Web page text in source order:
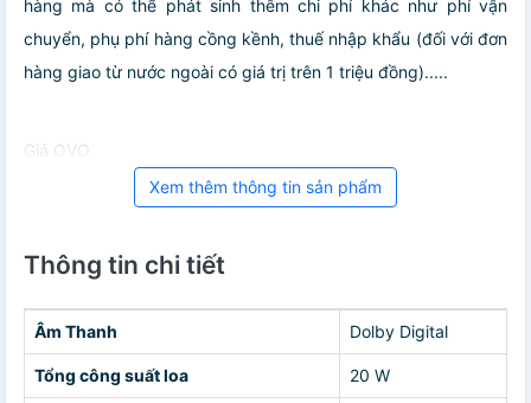
hàng mà có thể phát sinh thêm chi phí khác như phí vận
chuyển, phụ phí hàng cồng kềnh, thuế nhập khẩu (đối với đơn
hàng giao từ nước ngoài có giá trị trên 1 triệu đồng).....
Giá OVO
Xem thêm thông tin sản phẩm
Thông tin chi tiết
Âm Thanh Dolby Digital
Tổng công suất loa 20 W